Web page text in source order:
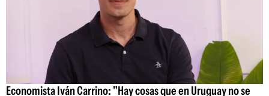
Economista Iván Carrino: "Hay cosas que en Uruguay no se